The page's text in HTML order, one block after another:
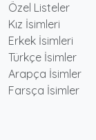
Özel Listeler
Kız İsimleri
Erkek İsimleri
Türkçe İsimler
Arapça İsimler
Farsça İsimler